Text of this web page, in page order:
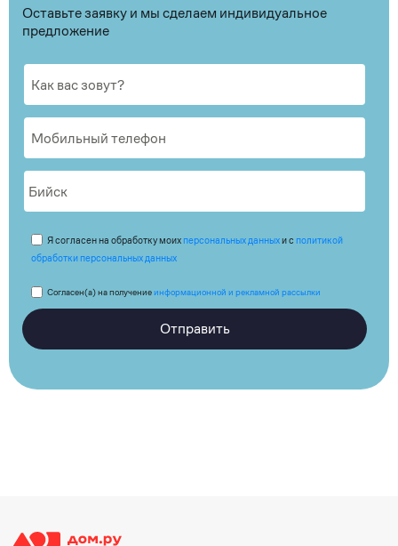
Оставьте заявку и мы сделаем индивидуальное
предложение
Я согласен на обработку моих персональных данныхи с политикой
обработки персональных данных
Согласен(а) на получениеинформационной и рекламной рассылки
Отправить